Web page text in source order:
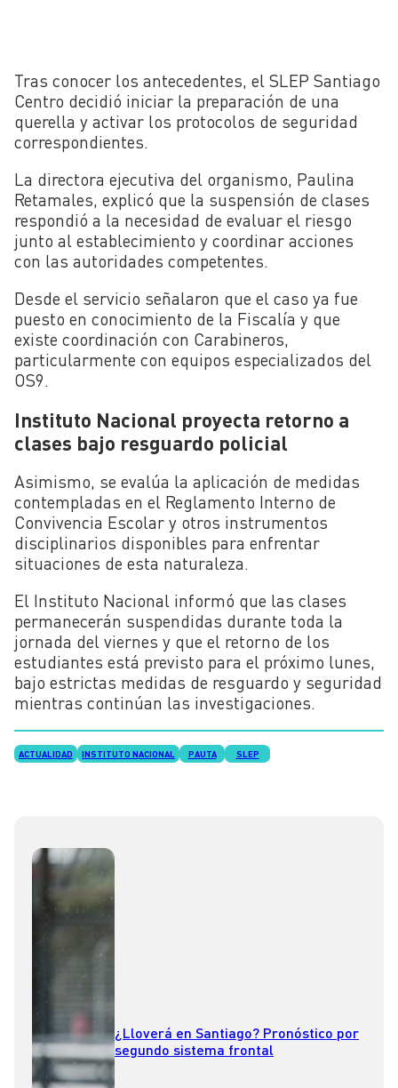
Tras conocer los antecedentes, el SLEP Santiago
Centro decidió iniciar la preparación de una
querella y activar los protocolos de seguridad
correspondientes.
La directora ejecutiva del organismo, Paulina
Retamales, explicó que la suspensión de clases
respondió a la necesidad de evaluar el riesgo
junto al establecimiento y coordinar acciones
con las autoridades competentes.
Desde el servicio señalaron que el caso ya fue
puesto en conocimiento de la Fiscalía y que
existe coordinación con Carabineros,
particularmente con equipos especializados del
OS9.
Instituto Nacional proyecta retorno a
clases bajo resguardo policial
Asimismo, se evalúa la aplicación de medidas
contempladas en el Reglamento Interno de
Convivencia Escolar y otros instrumentos
disciplinarios disponibles para enfrentar
situaciones de esta naturaleza.
El Instituto Nacional informó que las clases
permanecerán suspendidas durante toda la
jornada del viernes y que el retorno de los
estudiantes está previsto para el próximo lunes,
bajo estrictas medidas de resguardo y seguridad
mientras continúan las investigaciones.
ACTUALIDAD INSTITUTO NACIONAL PAUTA SLEP
¿Lloverá en Santiago? Pronóstico por
segundo sistema frontal